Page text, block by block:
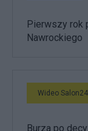
Pierwszy rok
Nawrockiego
Wideo Salon24
Burza po